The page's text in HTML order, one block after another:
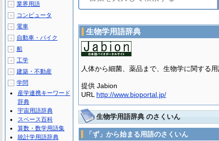
生物学用語辞典
人体から細菌、薬品まで、生物学に関する
提供 Jabion
URL http://www.bioportal.jp/
生物学用語辞典 のさくいん
「ず」から始まる用語のさくいん
＋ 業界用語
＋ コンピュータ
＋ 電車
＋ 自動車・バイク
＋ 船
＋ 工学
＋ 建築・不動産
－
学問
産学連携キーワード
辞典
宇宙用語辞典
スペース百科
算数・数学用語集
統計学用語辞典